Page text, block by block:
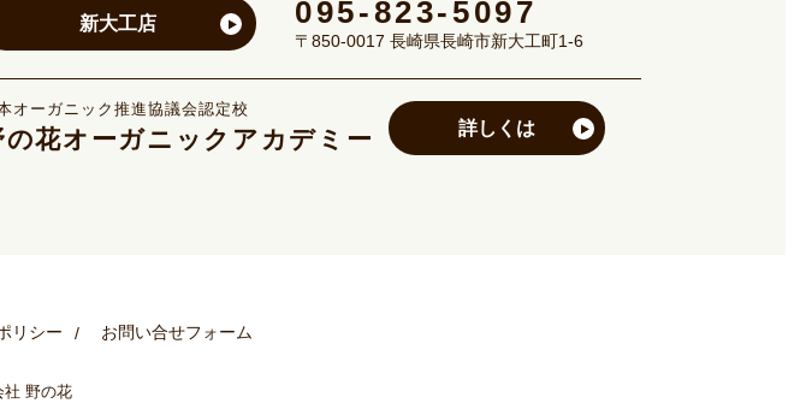
新大工店 095-823-5097
〒850-0017 長崎県長崎市新大工町1-6
オーガニック推進協議会認定校
の花オーガニックアカデミー 詳しくは
リシー お問い合せフォーム
社 野の花